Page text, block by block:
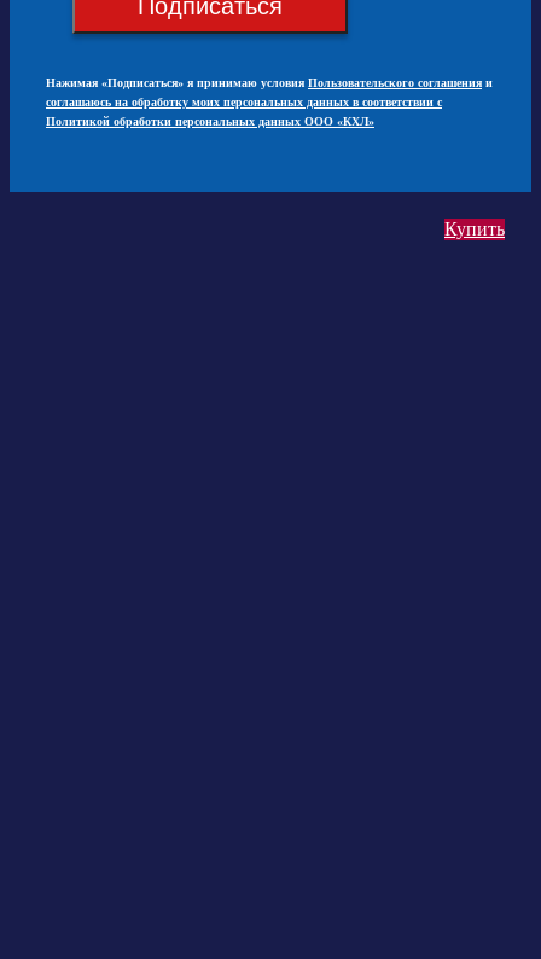
Купить
Подписаться
Нажимая «Подписаться» я принимаю условия Пользовательского соглашения и
соглашаюсь на обработку моих персональных данных в соответствии с
Политикой обработки персональных данных ООО «КХЛ»